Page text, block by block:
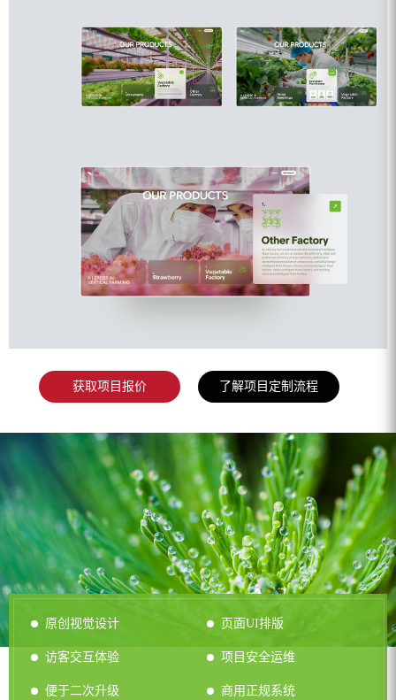
获取项目报价 了解项目定制流程
原创视觉设计 页面UI排版
访客交互体验 项目安全运维
便于二次升级 商用正规系统